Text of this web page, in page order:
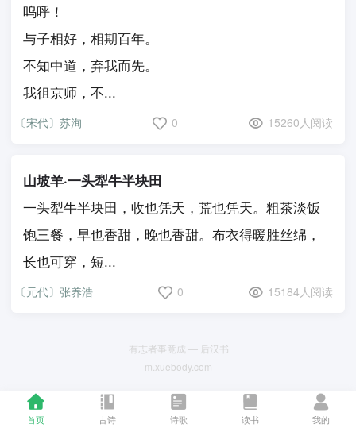
首页 古诗 诗歌 读书 我的
呜呼！
与子相好，相期百年。
不知中道，弃我而先。
我徂京师，不...
〔宋代〕苏洵 0 15260人阅读
山坡羊·一头犁牛半块田
一头犁牛半块田，收也凭天，荒也凭天。粗茶淡饭
饱三餐，早也香甜，晚也香甜。布衣得暖胜丝绵，
长也可穿，短...
〔元代〕张养浩 0 15184人阅读
有志者事竟成 — 后汉书
m.xuebody.com